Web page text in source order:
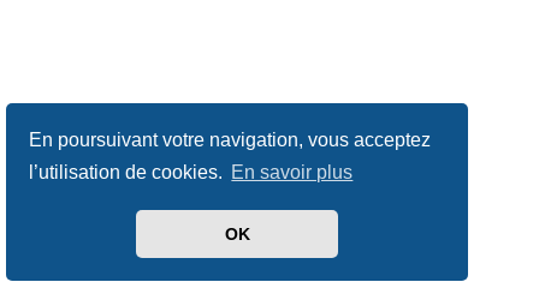
En poursuivant votre navigation, vous acceptez
l’utilisation de cookies. En savoir plus
OK